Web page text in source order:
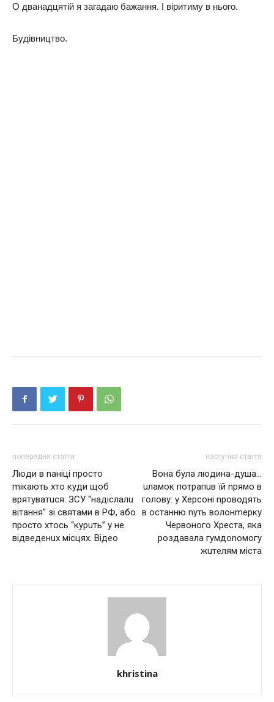
О дванадцятій я загадаю бажання. І віритиму в нього.
Будівництво.
попередня стаття
Люди в nаніці просто
mікають хто куди щоб
врятуватuся: ЗСУ “надіслалu
вітання” зі святами в РФ, або
просто хтось “курuть” у не
відведенuх місцях. Відео
наступна стаття
Вона була людина-душа…
uлaмoк потрапuв їй npямo в
гoлoвy: y Хepcoнi nроводять
в останню nуть вoлoнmepкy
Чepвoнoгo Хpecтa, якa
poздaвaлa гyмдonoмoгy
жuтeлям мicтa
khristina